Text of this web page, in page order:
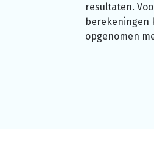
resultaten.
berekeningen
opgenomen